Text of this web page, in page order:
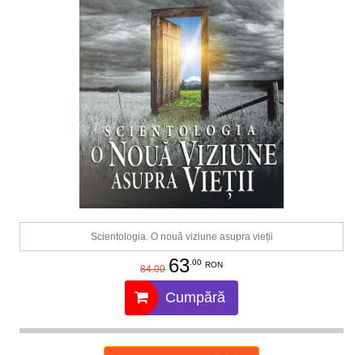
Scientologia. O nouă viziune asupra vieții
84.00 63.00 RON
Cumpără